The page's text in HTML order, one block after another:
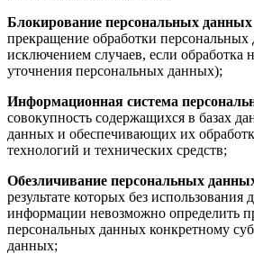
Блокирование персональных данных
прекращение обработки персональных
исключением случаев, если обработка
уточнения персональных данных);
Информационная система
совокупность содержащихся в базах
данных и обеспечивающих их
технологий и технических средств;
Обезличивание персональных
результате которых без использования
информации невозможно определить
персональных данных конкретному
данных;